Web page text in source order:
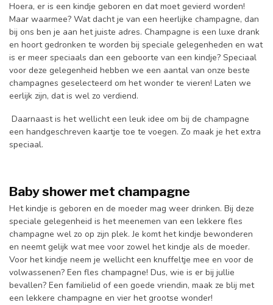
Hoera, er is een kindje geboren en dat moet gevierd worden!
Maar waarmee? Wat dacht je van een heerlijke champagne, dan
bij ons ben je aan het juiste adres. Champagne is een luxe drank
en hoort gedronken te worden bij speciale gelegenheden en wat
is er meer speciaals dan een geboorte van een kindje? Speciaal
voor deze gelegenheid hebben we een aantal van onze beste
champagnes geselecteerd om het wonder te vieren! Laten we
eerlijk zijn, dat is wel zo verdiend.
Daarnaast is het wellicht een leuk idee om bij de champagne
een handgeschreven kaartje toe te voegen. Zo maak je het extra
speciaal.
Baby shower met champagne
Het kindje is geboren en de moeder mag weer drinken. Bij deze
speciale gelegenheid is het meenemen van een lekkere fles
champagne wel zo op zijn plek. Je komt het kindje bewonderen
en neemt gelijk wat mee voor zowel het kindje als de moeder.
Voor het kindje neem je wellicht een knuffeltje mee en voor de
volwassenen? Een fles champagne! Dus, wie is er bij jullie
bevallen? Een familielid of een goede vriendin, maak ze blij met
een lekkere champagne en vier het grootse wonder!